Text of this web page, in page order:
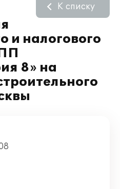
и налогового
8» на
К списку